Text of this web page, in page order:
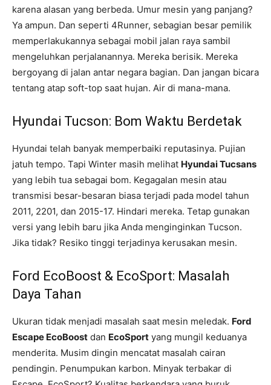
karena alasan yang berbeda. Umur mesin yang panjang?
Ya ampun. Dan seperti 4Runner, sebagian besar pemilik
memperlakukannya sebagai mobil jalan raya sambil
mengeluhkan perjalanannya. Mereka berisik. Mereka
bergoyang di jalan antar negara bagian. Dan jangan bicara
tentang atap soft-top saat hujan. Air di mana-mana.
Hyundai Tucson: Bom Waktu Berdetak
Hyundai telah banyak memperbaiki reputasinya. Pujian
jatuh tempo. Tapi Winter masih melihat Hyundai Tucsans
yang lebih tua sebagai bom. Kegagalan mesin atau
transmisi besar-besaran biasa terjadi pada model tahun
2011, 2201, dan 2015-17. Hindari mereka. Tetap gunakan
versi yang lebih baru jika Anda menginginkan Tucson.
Jika tidak? Resiko tinggi terjadinya kerusakan mesin.
Ford EcoBoost & EcoSport: Masalah
Daya Tahan
Ukuran tidak menjadi masalah saat mesin meledak. Ford
Escape EcoBoost dan EcoSport yang mungil keduanya
menderita. Musim dingin mencatat masalah cairan
pendingin. Penumpukan karbon. Minyak terbakar di